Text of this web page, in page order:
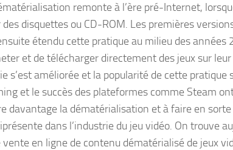
remonte à l’ère pré-Internet,
disquettes ou CD-ROM. Les premières
étendu cette pratique au milieu des
et de télécharger directement des jeux sur
s’est améliorée et la popularité de cette pratique
et le succès des plateformes comme Steam
davantage la dématérialisation et à faire en sorte
dans l’industrie du jeu vidéo. On trouve
vente en ligne de contenu dématérialisé de jeux